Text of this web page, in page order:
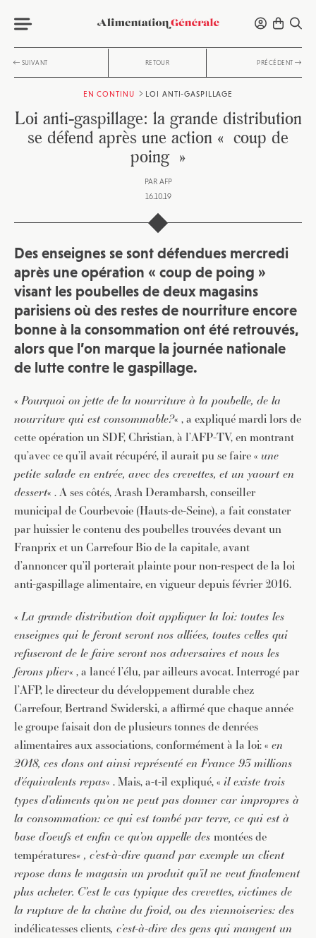
SUIVANT RETOUR PRÉCÉDENT
EN CONTINU LOI ANTI-GASPILLAGE
Loi anti-gaspillage: la grande distribution
se défend après une action « coup de
poing »
PAR AFP
16.10.19
Des enseignes se sont défendues mercredi
après une opération « coup de poing »
visant les poubelles de deux magasins
parisiens où des restes de nourriture encore
bonne à la consommation ont été retrouvés,
alors que l’on marque la journée nationale
de lutte contre le gaspillage.
«Pourquoi on jette de la nourriture à la poubelle, de la
nourriture qui est consommable?« , a expliqué mardi lors de
cette opération un SDF, Christian, à l’AFP-TV, en montrant
qu’avec ce qu’il avait récupéré, il aurait pu se faire « une
petite salade en entrée, avec des crevettes, et un yaourt en
dessert« . A ses côtés, Arash Derambarsh, conseiller
municipal de Courbevoie (Hauts-de-Seine), a fait constater
par huissier le contenu des poubelles trouvées devant un
Franprix et un Carrefour Bio de la capitale, avant
d’annoncer qu’il porterait plainte pour non-respect de la loi
anti-gaspillage alimentaire, en vigueur depuis février 2016.
«La grande distribution doit appliquer la loi: toutes les
enseignes qui le feront seront nos alliées, toutes celles qui
refuseront de le faire seront nos adversaires et nous les
ferons plier« , a lancé l’élu, par ailleurs avocat. Interrogé par
l’AFP, le directeur du développement durable chez
Carrefour, Bertrand Swiderski, a affirmé que chaque année
le groupe faisait don de plusieurs tonnes de denrées
alimentaires aux associations, conformément à la loi: « en
2018, ces dons ont ainsi représenté en France 93 millions
d’équivalents repas« . Mais, a-t-il expliqué, « il existe trois
types d’aliments qu’on ne peut pas donner car impropres à
la consommation: ce qui est tombé par terre, ce qui est à
base d’oeufs et enfin ce qu’on appelle des montées de
températures« , c’est-à-dire quand par exemple un client
repose dans le magasin un produit qu’il ne veut finalement
plus acheter. C’est le cas typique des crevettes, victimes de
la rupture de la chaîne du froid, ou des viennoiseries: des
indélicatesses clients, c’est-à-dire des gens qui mangent un